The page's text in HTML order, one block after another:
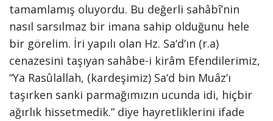
tamamlamış oluyordu. Bu değerli sahâbî’nin
nasıl sarsılmaz bir imana sahip olduğunu hele
bir görelim. İri yapılı olan Hz. Sa‘d’ın (r.a)
cenazesini taşıyan sahâbe-i kirâm Efendilerimiz,
“Ya Rasûlallah, (kardeşimiz) Sa‘d bin Muâz’ı
taşırken sanki parmağımızın ucunda idi, hiçbir
ağırlık hissetmedik.” diye hayretliklerini ifade